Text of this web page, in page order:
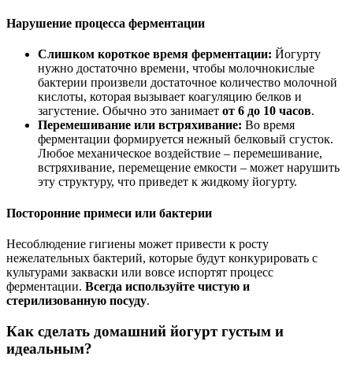
Нарушение процесса ферментации
Слишком короткое время ферментации: Йогурту
нужно достаточно времени, чтобы молочнокислые
бактерии произвели достаточное количество молочной
кислоты, которая вызывает коагуляцию белков и
загустение. Обычно это занимает от 6 до 10 часов.
Перемешивание или встряхивание: Во время
ферментации формируется нежный белковый сгусток.
Любое механическое воздействие – перемешивание,
встряхивание, перемещение емкости – может нарушить
эту структуру, что приведет к жидкому йогурту.
Посторонние примеси или бактерии
Несоблюдение гигиены может привести к росту
нежелательных бактерий, которые будут конкурировать с
культурами закваски или вовсе испортят процесс
ферментации. Всегда используйте чистую и
стерилизованную посуду.
Как сделать домашний йогурт густым и
идеальным?